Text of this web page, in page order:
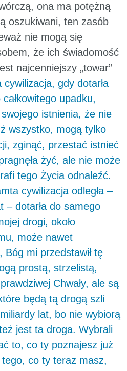
ona ma potężną
oszukiwani, ten zasób
nie mogą się
że ich świadomość
najcenniejszy „towar”
cywilizacja, gdy dotarła
upadku,
istnienia, że nie
wszystko, mogą tylko
zginąć, przestać istnieć
żyć, ale nie może
tego Życia odnaleźć.
cywilizacja odległa –
– dotarła do samego
drogi, około
może nawet
mi przedstawił tę
prostą, strzelistą,
Chwały, ale są
będą tą drogą szli
lat, bo nie wybiorą
jest ta droga. Wybrali
to, co ty poznajesz już
co ty teraz masz,